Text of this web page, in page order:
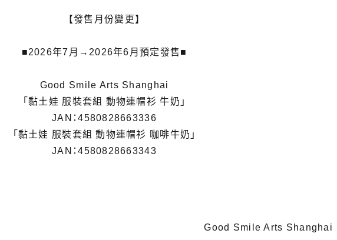
【發售月份變更】
■2026年7月→2026年6月預定發售■
Good Smile Arts Shanghai
「黏土娃 服裝套組 動物連帽衫 牛奶」
JAN：4580828663336
「黏土娃 服裝套組 動物連帽衫 咖啡牛奶」
JAN：4580828663343
Good Smile Arts Shanghai